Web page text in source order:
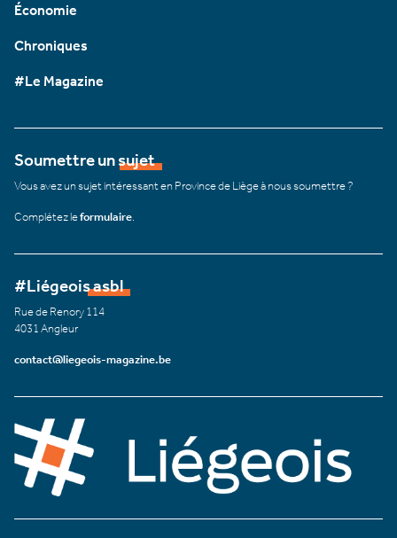
Économie
Chroniques
#Le Magazine
Soumettre un sujet
Vous avez un sujet intéressant en Province de Liège à nous soumettre ?
Complétez leformulaire
#Liégeois asbl
Rue de Renory 114
4031 Angleur
contact@liegeois-magazine.be